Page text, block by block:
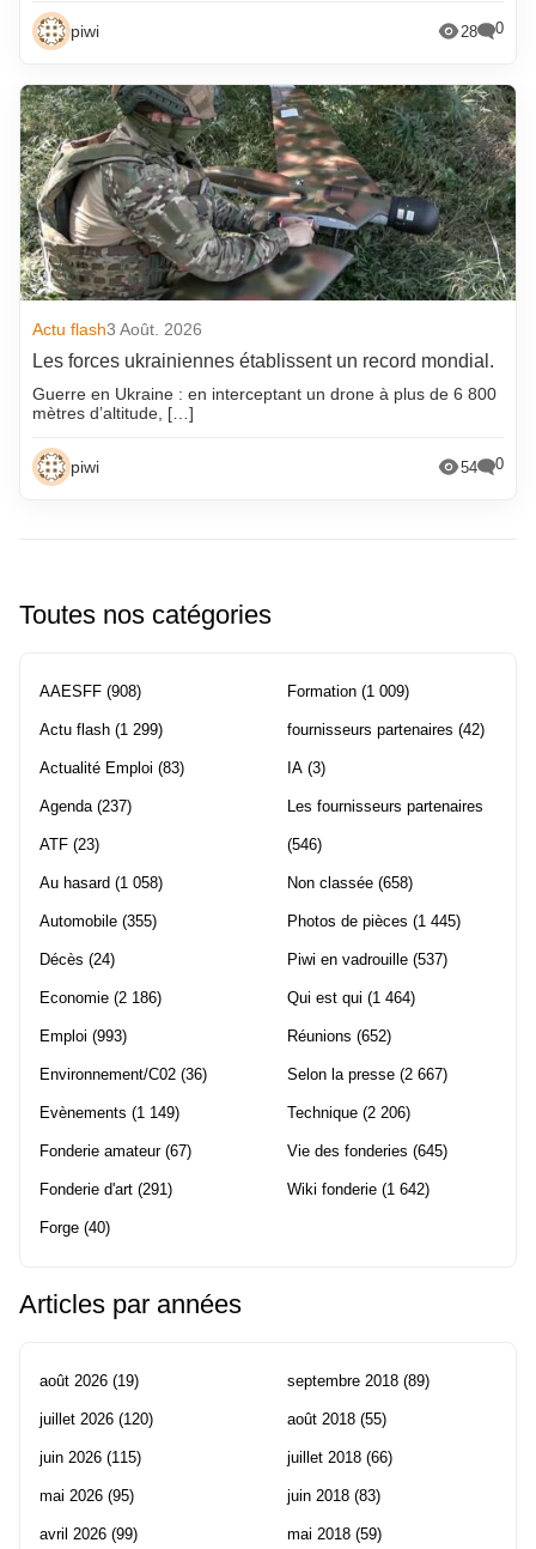
piwi 28 0
Actu flash3 Août. 2026
Les forces ukrainiennes établissent un record mondial.
Guerre en Ukraine : en interceptant un drone à plus de 6 800
mètres d’altitude, […]
piwi 54 0
Toutes nos catégories
AAESFF (908)
Actu flash (1 299)
Actualité Emploi (83)
Agenda (237)
ATF (23)
Au hasard (1 058)
Automobile (355)
Décès (24)
Economie (2 186)
Emploi (993)
Environnement/C02 (36)
Evènements (1 149)
Fonderie amateur(67)
Fonderie d'art (291)
Forge (40)
Formation (1 009)
fournisseurs partenaires (42)
IA (3)
Les fournisseurs partenaires
(546)
Non classée (658)
Photos de pièces (1 445)
Piwi en vadrouille (537)
Qui est qui (1 464)
Réunions (652)
Selon la presse (2 667)
Technique (2 206)
Vie des fonderies (645)
Wiki fonderie (1 642)
Articles par années
août 2026 (19)
juillet 2026 (120)
juin 2026 (115)
mai 2026 (95)
avril 2026 (99)
septembre 2018 (89)
août 2018 (55)
juillet 2018 (66)
juin 2018 (83)
mai 2018 (59)